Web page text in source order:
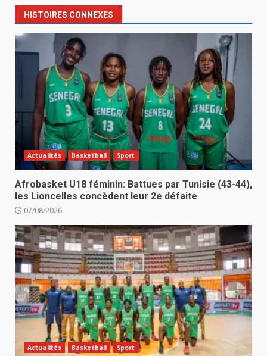
HISTOIRES CONNEXES
Actualités Basketball Sport
Afrobasket U18 féminin: Battues par Tunisie (43-44),
les Lioncelles concèdent leur 2e défaite
07/08/2026
Actualités Basketball Sport